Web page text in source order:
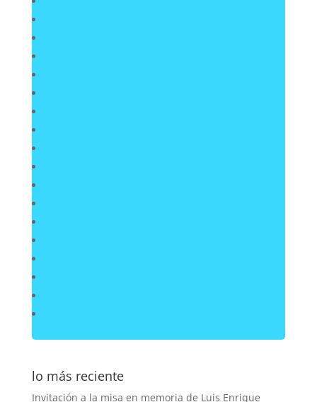
lo más reciente
Invitación a la misa en memoria de Luis Enrique